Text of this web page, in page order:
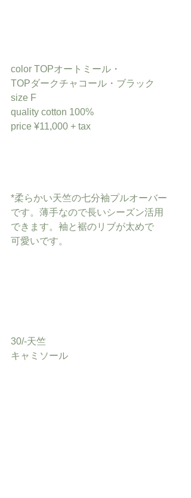
color TOPオートミール・
TOPダークチャコール・ブラック
size F
quality cotton 100%
price ¥11,000 + tax
*柔らかい天竺の七分袖プルオーバー
です。薄手なので長いシーズン活用
できます。袖と裾のリブが太めで
可愛いです。
30/-天竺
キャミソール